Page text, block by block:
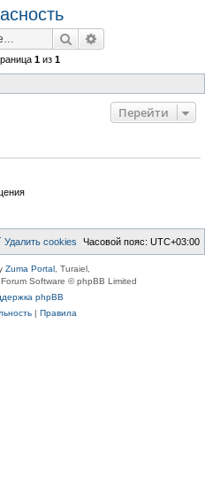
Поиск
1из 1
Перейти
Часовой пояс: UTC+03:00
Удалить cookies
Zuma Portal , Turaiel,
Software © phpBB Limited
phpBB
| Правила